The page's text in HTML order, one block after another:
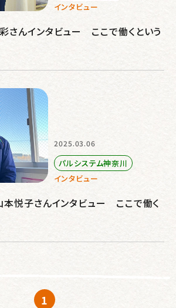
インタビュー
さんインタビュー ここで働くという
パルシステム神奈川
インタビュー
2025.03.06
本悦子さんインタビュー ここで働く
1